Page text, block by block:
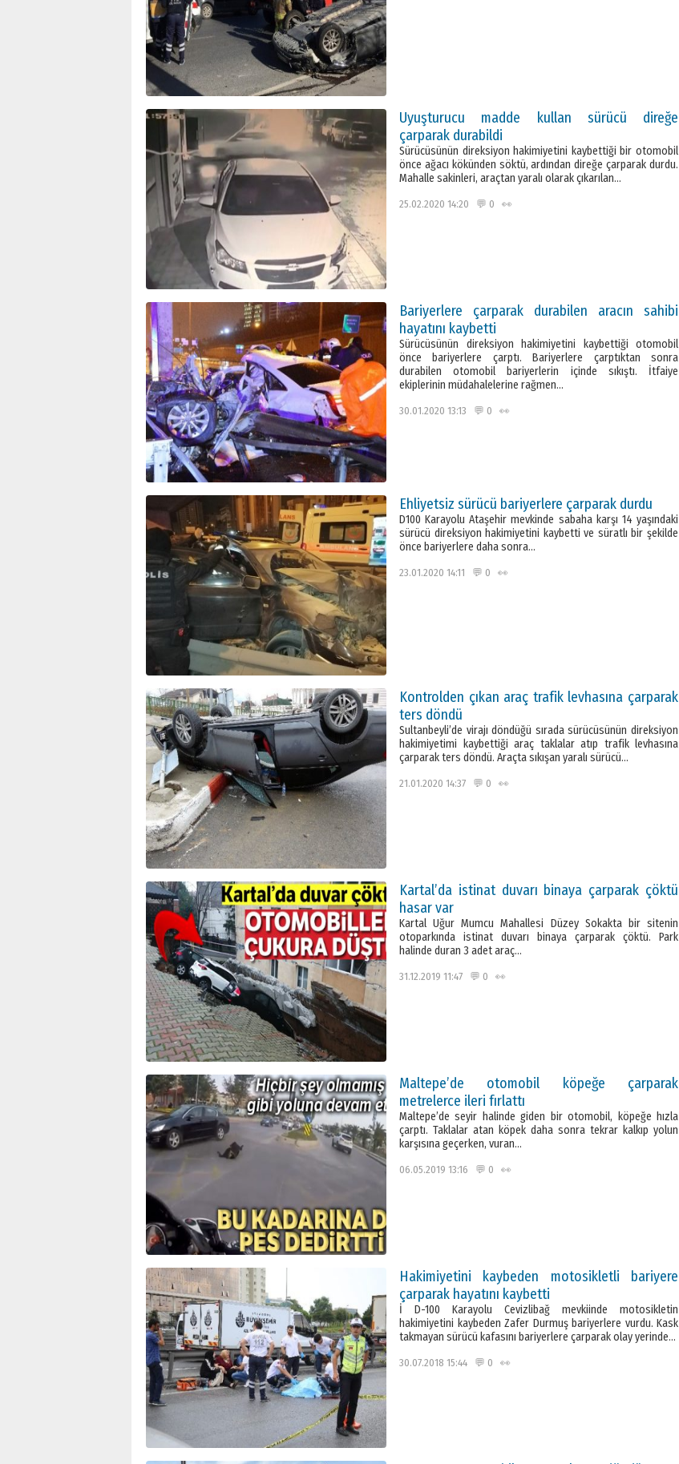
Uyuşturucu madde kullan sürücü direğe
çarparak durabildi
Sürücüsünün direksiyon hakimiyetini kaybettiği bir otomobil
önce ağacı kökünden söktü, ardından direğe çarparak durdu.
Mahalle sakinleri, araçtan yaralı olarak çıkarılan…
25.02.2020 14:20 💬 0 👀
Bariyerlere çarparak durabilen aracın sahibi
hayatını kaybetti
Sürücüsünün direksiyon hakimiyetini kaybettiği otomobil
önce bariyerlere çarptı. Bariyerlere çarptıktan sonra
durabilen otomobil bariyerlerin içinde sıkıştı. İtfaiye
ekiplerinin müdahalelerine rağmen…
30.01.2020 13:13 💬 0 👀
Ehliyetsiz sürücü bariyerlere çarparak durdu
D100 Karayolu Ataşehir mevkinde sabaha karşı 14 yaşındaki
sürücü direksiyon hakimiyetini kaybetti ve süratlı bir şekilde
önce bariyerlere daha sonra…
23.01.2020 14:11 💬 0 👀
Kontrolden çıkan araç trafik levhasına çarparak
ters döndü
Sultanbeyli’de virajı döndüğü sırada sürücüsünün direksiyon
hakimiyetimi kaybettiği araç taklalar atıp trafik levhasına
çarparak ters döndü. Araçta sıkışan yaralı sürücü…
21.01.2020 14:37 💬 0 👀
Kartal’da istinat duvarı binaya çarparak çöktü
hasar var
Kartal Uğur Mumcu Mahallesi Düzey Sokakta bir sitenin
otoparkında istinat duvarı binaya çarparak çöktü. Park
halinde duran 3 adet araç…
31.12.2019 11:47 💬 0 👀
Maltepe’de otomobil köpeğe çarparak
metrelerce ileri fırlattı
Maltepe’de seyir halinde giden bir otomobil, köpeğe hızla
çarptı. Taklalar atan köpek daha sonra tekrar kalkıp yolun
karşısına geçerken, vuran…
06.05.2019 13:16 💬 0 👀
Hakimiyetini kaybeden motosikletli bariyere
çarparak hayatını kaybetti
İ D-100 Karayolu Cevizlibağ mevkiinde motosikletin
hakimiyetini kaybeden Zafer Durmuş bariyerlere vurdu. Kask
takmayan sürücü kafasını bariyerlere çarparak olay yerinde…
30.07.2018 15:44 💬 0 👀